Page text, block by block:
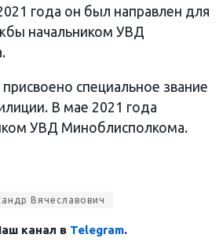
года он был направлен для
начальником УВД
специальное звание
В мае 2021 года
УВД Миноблисполкома.
Вячеславович
канал в Telegram.